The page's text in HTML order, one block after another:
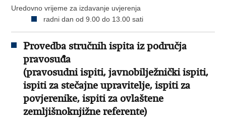
Uredovno vrijeme za izdavanje uvjerenja
radni dan od 9.00 do 13.00 sati
Provedba stručnih ispita iz područja
pravosuđa
(pravosudni ispiti, javnobilježnički ispiti,
ispiti za stečajne upravitelje, ispiti za
povjerenike, ispiti za ovlaštene
zemljišnoknjižne referente)